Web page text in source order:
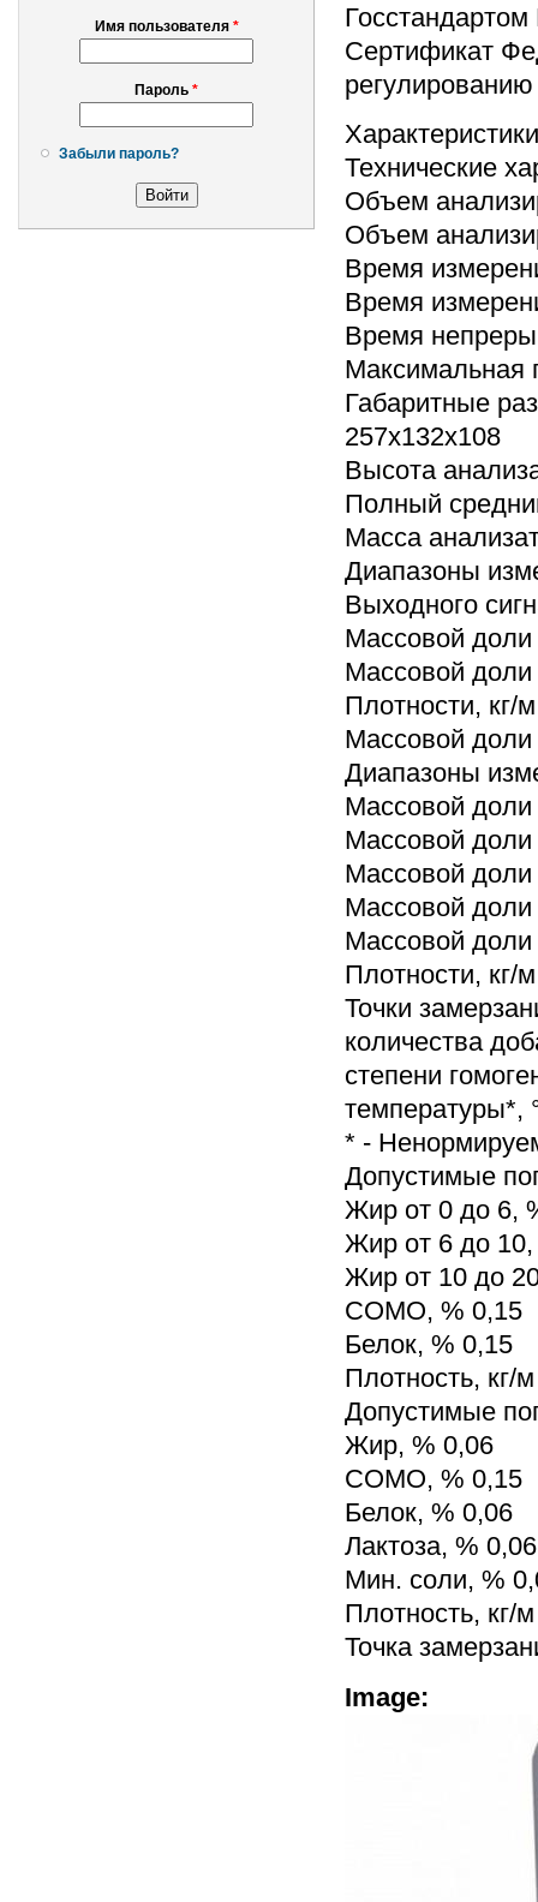
Имя пользователя *
Пароль *
Забыли пароль?
Госстандартом
Сертификат
Характеристики
Технические
Объем
Объем
Время
Время
Время
Максимальная
Габаритные
257х132х108
Высота
Полный
Масса
Диапазоны
Выходного
Массовой
Массовой
Плотности, кг/
Массовой доли
Диапазоны
Массовой
Массовой доли
Массовой доли
Массовой
Массовой
Плотности, кг/
Точки
количества
степени
температуры*,
* -
Допустимые
Жир от 0 до 6,
Жир от 6 до
Жир от 10 до
СОМО, % 0,15
Белок, % 0,15
Плотность, кг/
Допустимые
Жир, % 0,06
СОМО, % 0,15
Белок, % 0,06
Лактоза, % 0,06
Мин. соли, %
Плотность, кг/
Точка
Image: